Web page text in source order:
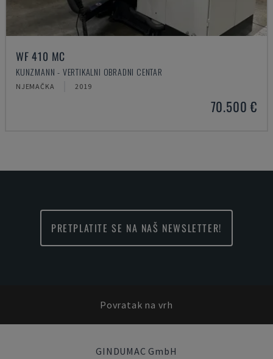
WF 410 MC
KUNZMANN - VERTIKALNI OBRADNI CENTAR
NJEMAČKA 2019
70.500 €
PRETPLATITE SE NA NAŠ NEWSLETTER!
Povratak na vrh
GINDUMAC GmbH